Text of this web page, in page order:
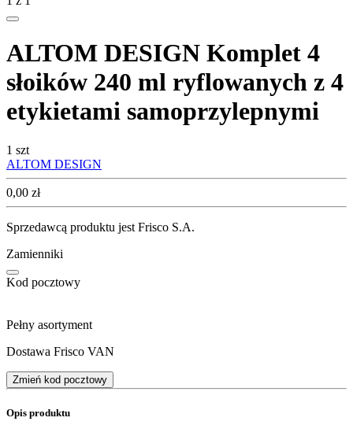
ALTOM DESIGN Komplet 4
słoików 240 ml ryflowanych z 4
etykietami samoprzylepnymi
1 szt
ALTOM DESIGN
Cena
0,00 zł
Sprzedawcą produktu jest Frisco S.A.
Zamienniki
Kod pocztowy
Pełny asortyment
Dostawa Frisco VAN
Zmień kod pocztowy
Opis produktu